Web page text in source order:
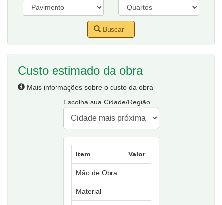
Buscar
Custo estimado da obra
Mais informações sobre o custo da obra
Escolha sua Cidade/Região
Item Valor
Mão de Obra
Material